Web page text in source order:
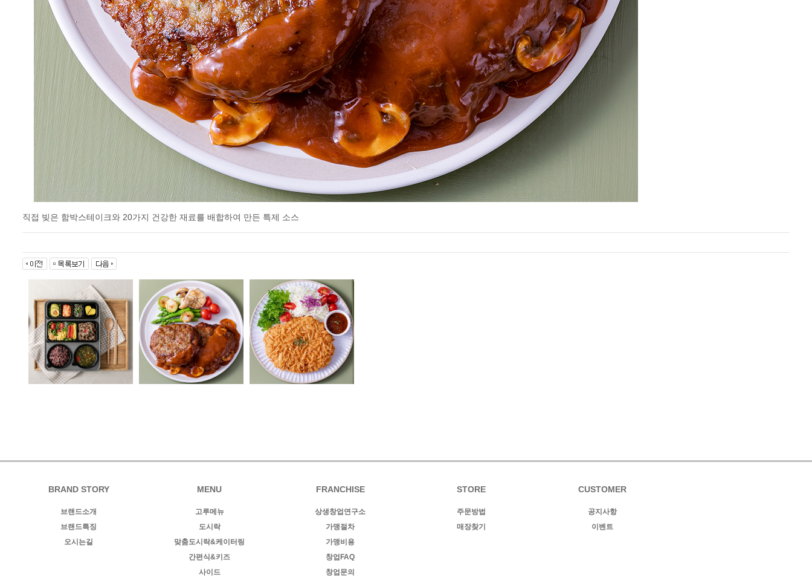
직접 빚은 함박스테이크와 20가지 건강한 재료를 배합하여 만든 특제 소스
BRAND STORY
브랜드소개
브랜드특징
오시는길
MENU
고루메뉴
도시락
맞춤도시락&케이터링
간편식&키즈
사이드
FRANCHISE
상생창업연구소
가맹절차
가맹비용
창업FAQ
창업문의
STORE
주문방법
매장찾기
CUSTOMER
공지사항
이벤트